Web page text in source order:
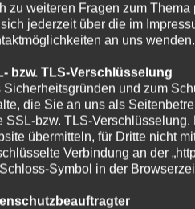
zu weiteren Fragen zum
jederzeit über die im
an uns wenden.
bzw. TLS-Verschlüsselung
Sicherheitsgründen und zum
die Sie an uns als
SSL-bzw. TLS-
übermitteln, für Dritte nicht
Verbindung an der
Symbol in der